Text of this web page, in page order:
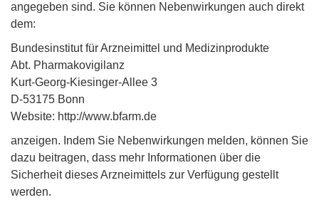
angegeben sind. Sie können Nebenwirkungen auch direkt
dem:
Bundesinstitut für Arzneimittel und Medizinprodukte
Abt. Pharmakovigilanz
Kurt-Georg-Kiesinger-Allee 3
D-53175 Bonn
Website: http://www.bfarm.de
anzeigen. Indem Sie Nebenwirkungen melden, können Sie
dazu beitragen, dass mehr Informationen über die
Sicherheit dieses Arzneimittels zur Verfügung gestellt
werden.